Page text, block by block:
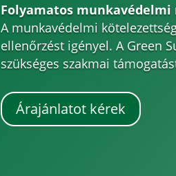
Folyamatos
A munkavédelmi
ellenőrzést igényel. A Green
szükséges szakmai
Árajánlatot kérek